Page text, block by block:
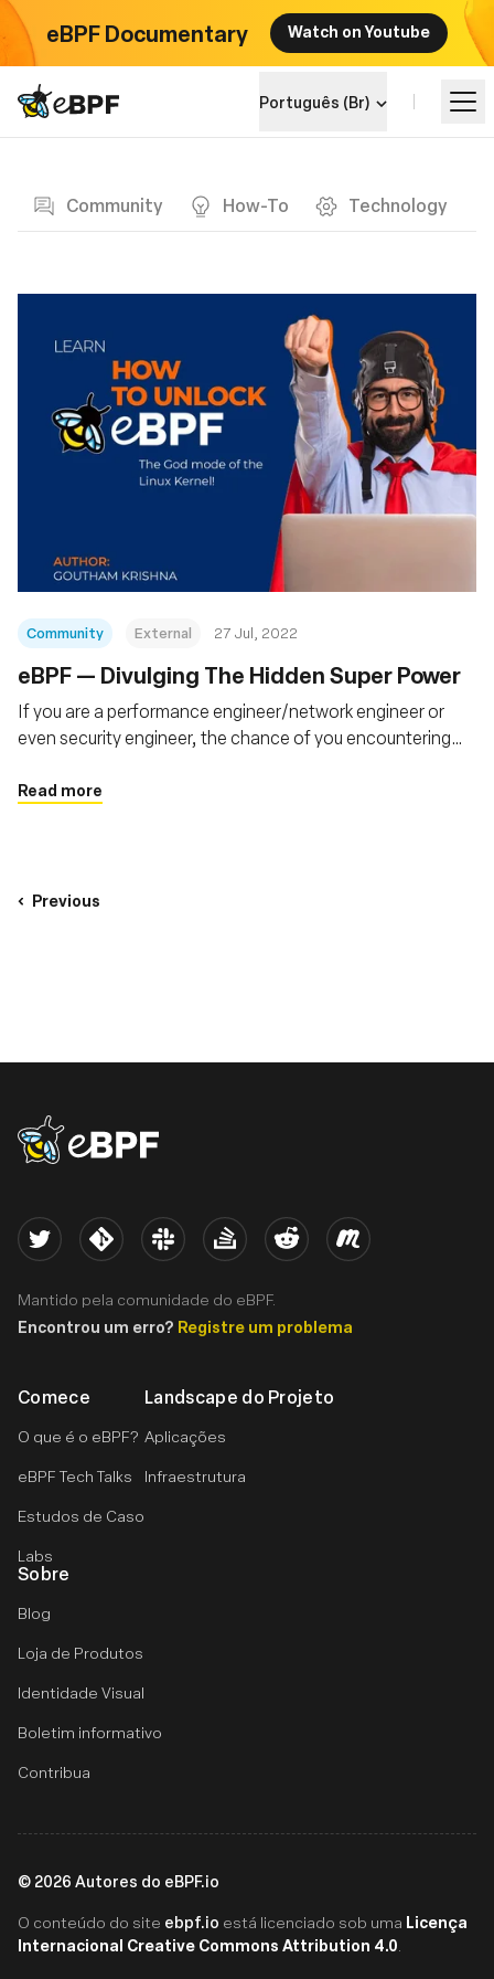
eBPF Documentary Watch on Youtube
eBPF logo Português (Br)
Community How-To Technology
Community External 27 Jul, 2022
eBPF — Divulging The Hidden Super Power
If you are a performance engineer/network engineer or
even security engineer, the chance of you encountering
huge community of users, including big players like Meta,
Read more
Previous
eBPF logo
Comece
O que é o eBPF?
eBPF Tech Talks
Estudos de Caso
Labs
Landscape do Projeto
Aplicações
Infraestrutura
Sobre
Blog
Loja de Produtos
Identidade Visual
Boletim informativo
Contribua
Twitter Kernel Slack Stack Overflow
Reddit Meetup
Mantido pela comunidade do eBPF.
Encontrou um erro? Registre um problema
© 2026 Autores do eBPF.io
O conteúdo do site ebpf.io está licenciado sob uma Licença
Internacional Creative Commons Attribution 4.0.
Aprenda
Comunidade